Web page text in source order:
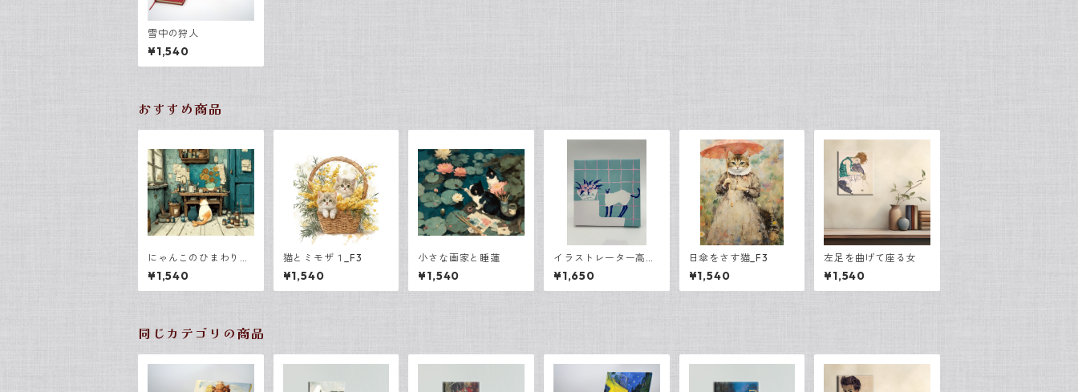
雪中の狩人
¥1,540
おすすめ商品
にゃんこのひまわりア
トリエ
¥1,540
猫とミモザ１_F3
¥1,540
小さな画家と睡蓮
¥1,540
イラストレーター高田
昌耶さん「猫」
¥1,650
日傘をさす猫_F3
¥1,540
左足を曲げて座る女
¥1,540
同じカテゴリの商品